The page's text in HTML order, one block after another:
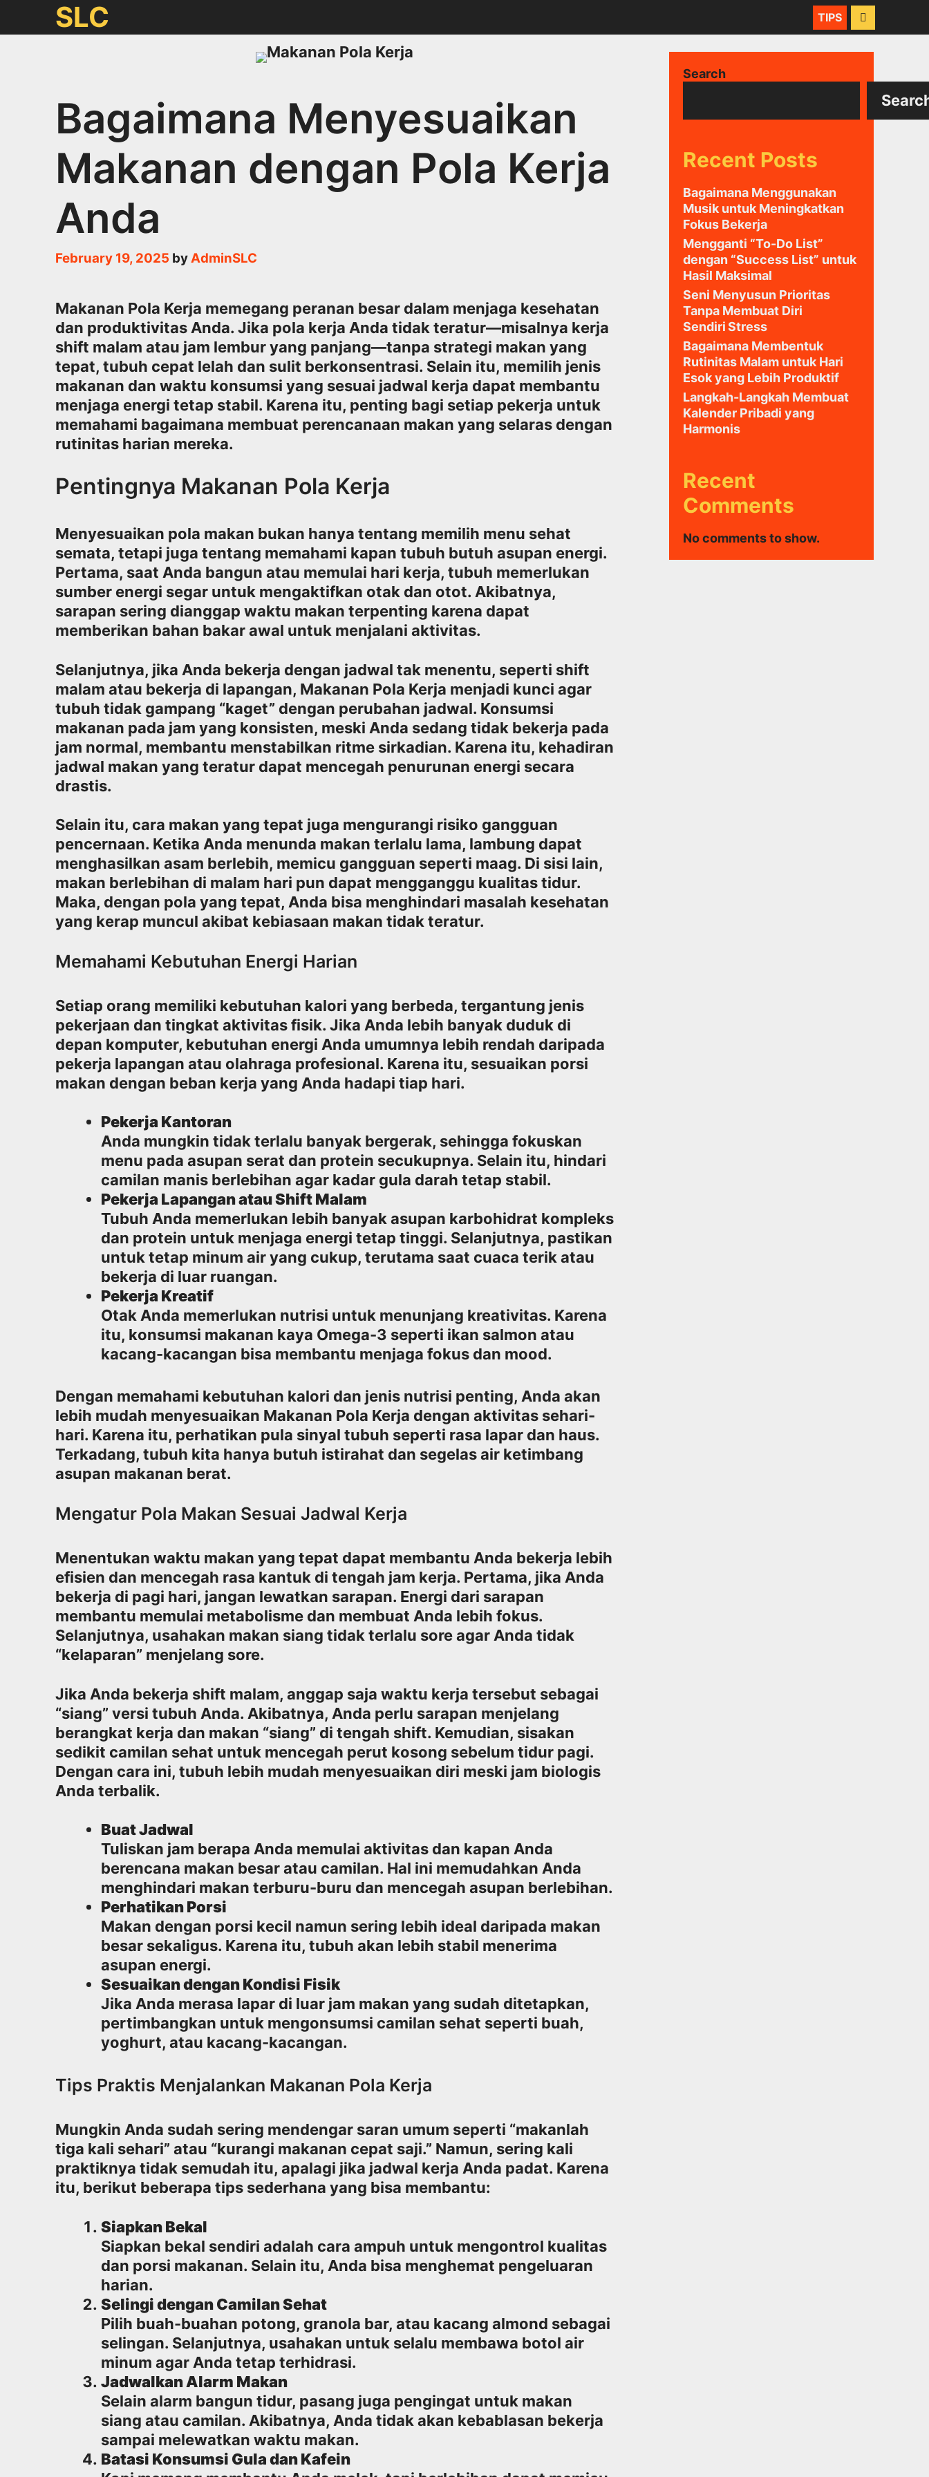
SLC TIPS
Bagaimana Menyesuaikan
Makanan dengan Pola Kerja
Anda
February 19, 2025 byAdminSLC
Makanan Pola Kerja memegang peranan besar dalam menjaga kesehatan
dan produktivitas Anda. Jika pola kerja Anda tidak teratur—misalnya kerja
shift malam atau jam lembur yang panjang—tanpa strategi makan yang
tepat, tubuh cepat lelah dan sulit berkonsentrasi. Selain itu, memilih jenis
makanan dan waktu konsumsi yang sesuai jadwal kerja dapat membantu
menjaga energi tetap stabil. Karena itu, penting bagi setiap pekerja untuk
memahami bagaimana membuat perencanaan makan yang selaras dengan
rutinitas harian mereka.
Pentingnya Makanan Pola Kerja
Menyesuaikan pola makan bukan hanya tentang memilih menu sehat
semata, tetapi juga tentang memahami kapan tubuh butuh asupan energi.
Pertama, saat Anda bangun atau memulai hari kerja, tubuh memerlukan
sumber energi segar untuk mengaktifkan otak dan otot. Akibatnya,
sarapan sering dianggap waktu makan terpenting karena dapat
memberikan bahan bakar awal untuk menjalani aktivitas.
Selanjutnya, jika Anda bekerja dengan jadwal tak menentu, seperti shift
malam atau bekerja di lapangan, Makanan Pola Kerja menjadi kunci agar
tubuh tidak gampang “kaget” dengan perubahan jadwal. Konsumsi
makanan pada jam yang konsisten, meski Anda sedang tidak bekerja pada
jam normal, membantu menstabilkan ritme sirkadian. Karena itu, kehadiran
jadwal makan yang teratur dapat mencegah penurunan energi secara
drastis.
Selain itu, cara makan yang tepat juga mengurangi risiko gangguan
pencernaan. Ketika Anda menunda makan terlalu lama, lambung dapat
menghasilkan asam berlebih, memicu gangguan seperti maag. Di sisi lain,
makan berlebihan di malam hari pun dapat mengganggu kualitas tidur.
Maka, dengan pola yang tepat, Anda bisa menghindari masalah kesehatan
yang kerap muncul akibat kebiasaan makan tidak teratur.
Memahami Kebutuhan Energi Harian
Setiap orang memiliki kebutuhan kalori yang berbeda, tergantung jenis
pekerjaan dan tingkat aktivitas fisik. Jika Anda lebih banyak duduk di
depan komputer, kebutuhan energi Anda umumnya lebih rendah daripada
pekerja lapangan atau olahraga profesional. Karena itu, sesuaikan porsi
makan dengan beban kerja yang Anda hadapi tiap hari.
Pekerja Kantoran
Anda mungkin tidak terlalu banyak bergerak, sehingga fokuskan
menu pada asupan serat dan protein secukupnya. Selain itu, hindari
camilan manis berlebihan agar kadar gula darah tetap stabil.
Pekerja Lapangan atau Shift Malam
Tubuh Anda memerlukan lebih banyak asupan karbohidrat kompleks
dan protein untuk menjaga energi tetap tinggi. Selanjutnya, pastikan
untuk tetap minum air yang cukup, terutama saat cuaca terik atau
bekerja di luar ruangan.
Pekerja Kreatif
Otak Anda memerlukan nutrisi untuk menunjang kreativitas. Karena
itu, konsumsi makanan kaya Omega-3 seperti ikan salmon atau
kacang-kacangan bisa membantu menjaga fokus dan mood.
Dengan memahami kebutuhan kalori dan jenis nutrisi penting, Anda akan
lebih mudah menyesuaikan Makanan Pola Kerja dengan aktivitas sehari-
hari. Karena itu, perhatikan pula sinyal tubuh seperti rasa lapar dan haus.
Terkadang, tubuh kita hanya butuh istirahat dan segelas air ketimbang
asupan makanan berat.
Mengatur Pola Makan Sesuai Jadwal Kerja
Menentukan waktu makan yang tepat dapat membantu Anda bekerja lebih
efisien dan mencegah rasa kantuk di tengah jam kerja. Pertama, jika Anda
bekerja di pagi hari, jangan lewatkan sarapan. Energi dari sarapan
membantu memulai metabolisme dan membuat Anda lebih fokus.
Selanjutnya, usahakan makan siang tidak terlalu sore agar Anda tidak
“kelaparan” menjelang sore.
Jika Anda bekerja shift malam, anggap saja waktu kerja tersebut sebagai
“siang” versi tubuh Anda. Akibatnya, Anda perlu sarapan menjelang
berangkat kerja dan makan “siang” di tengah shift. Kemudian, sisakan
sedikit camilan sehat untuk mencegah perut kosong sebelum tidur pagi.
Dengan cara ini, tubuh lebih mudah menyesuaikan diri meski jam biologis
Anda terbalik.
Buat Jadwal
Tuliskan jam berapa Anda memulai aktivitas dan kapan Anda
berencana makan besar atau camilan. Hal ini memudahkan Anda
menghindari makan terburu-buru dan mencegah asupan berlebihan.
Perhatikan Porsi
Makan dengan porsi kecil namun sering lebih ideal daripada makan
besar sekaligus. Karena itu, tubuh akan lebih stabil menerima
asupan energi.
Sesuaikan dengan Kondisi Fisik
Jika Anda merasa lapar di luar jam makan yang sudah ditetapkan,
pertimbangkan untuk mengonsumsi camilan sehat seperti buah,
yoghurt, atau kacang-kacangan.
Tips Praktis Menjalankan Makanan Pola Kerja
Mungkin Anda sudah sering mendengar saran umum seperti “makanlah
tiga kali sehari” atau “kurangi makanan cepat saji.” Namun, sering kali
praktiknya tidak semudah itu, apalagi jika jadwal kerja Anda padat. Karena
itu, berikut beberapa tips sederhana yang bisa membantu:
Siapkan Bekal
Siapkan bekal sendiri adalah cara ampuh untuk mengontrol kualitas
dan porsi makanan. Selain itu, Anda bisa menghemat pengeluaran
harian.
Selingi dengan Camilan Sehat
Pilih buah-buahan potong, granola bar, atau kacang almond sebagai
selingan. Selanjutnya, usahakan untuk selalu membawa botol air
minum agar Anda tetap terhidrasi.
Jadwalkan Alarm Makan
Selain alarm bangun tidur, pasang juga pengingat untuk makan
siang atau camilan. Akibatnya, Anda tidak akan kebablasan bekerja
sampai melewatkan waktu makan.
Batasi Konsumsi Gula dan Kafein
Search
Recent Posts
Bagaimana Menggunakan
Musik untuk Meningkatkan
Fokus Bekerja
Mengganti “To-Do List”
dengan “Success List” untuk
Hasil Maksimal
Seni Menyusun Prioritas
Tanpa Membuat Diri
Sendiri Stress
Bagaimana Membentuk
Rutinitas Malam untuk Hari
Esok yang Lebih Produktif
Langkah-Langkah Membuat
Kalender Pribadi yang
Harmonis
Recent
Comments
No comments to show.